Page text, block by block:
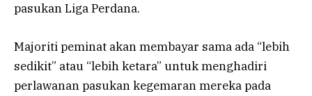
pasukan Liga Perdana.
Majoriti peminat akan membayar sama ada “lebih
sedikit” atau “lebih ketara” untuk menghadiri
perlawanan pasukan kegemaran mereka pada